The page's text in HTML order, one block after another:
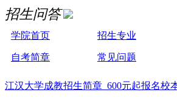
招生问答
学院首页 招生专业
自考简章 常见问题
江汉大学成教招生简章 600元起报名校